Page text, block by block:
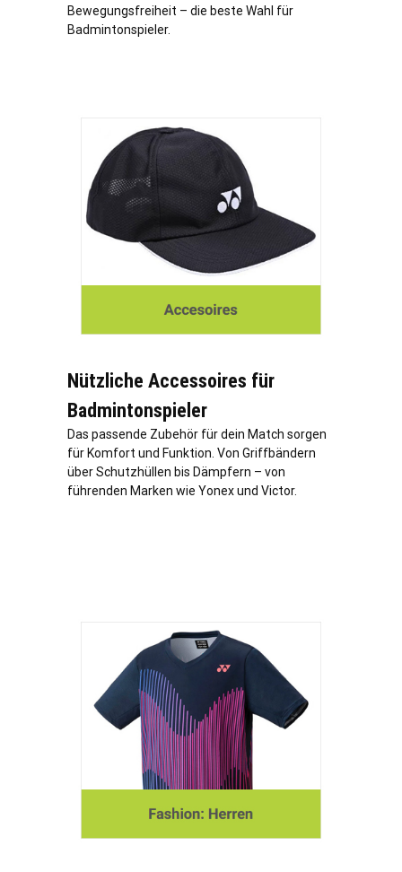
Bewegungsfreiheit – die beste Wahl für
Badmintonspieler.
Nützliche Accessoires für
Badmintonspieler
Das passende Zubehör für dein Match sorgen
für Komfort und Funktion. Von Griffbändern
über Schutzhüllen bis Dämpfern – von
führenden Marken wie Yonex und Victor.